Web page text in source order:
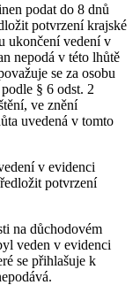
podat do 8 dnů
potvrzení krajské
ukončení vedení v
nepodá v této lhůtě
se za osobu
§ 6 odst. 2
ve znění
uvedená v tomto
v evidenci
potvrzení
na důchodovém
veden v evidenci
se přihlašuje k